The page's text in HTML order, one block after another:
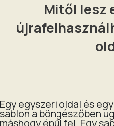
Mitől lesz
Egy egyszeri oldal és
sablon a böngészőben
máshogy épül fel. Egy